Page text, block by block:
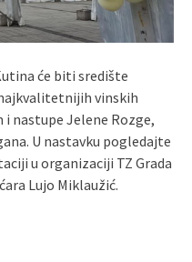
će biti središte
vinskih
nastupe Jelene Rozge,
U nastavku pogledajte
u organizaciji TZ Grada
Lujo Miklaužić.